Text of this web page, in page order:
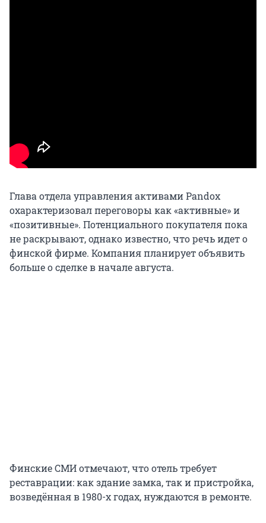
Глава отдела управления активами Pandox
охарактеризовал переговоры как «активные» и
«позитивные». Потенциального покупателя пока
не раскрывают, однако известно, что речь идет о
финской фирме. Компания планирует объявить
больше о сделке в начале августа.
Финские СМИ отмечают, что отель требует
реставрации: как здание замка, так и пристройка,
возведённая в 1980-х годах, нуждаются в ремонте.